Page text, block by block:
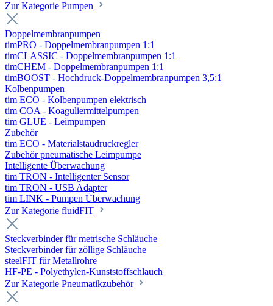
Zur Kategorie Pumpen
Doppelmembranpumpen
timPRO - Doppelmembranpumpen 1:1
timCLASSIC - Doppelmembranpumpen 1:1
timCHEM - Doppelmembranpumpen 1:1
timBOOST - Hochdruck-Doppelmembranpumpen 3,5:1
Kolbenpumpen
tim ECO - Kolbenpumpen elektrisch
tim COA - Koaguliermittelpumpen
tim GLUE - Leimpumpen
Zubehör
tim ECO - Materialstaudruckregler
Zubehör pneumatische Leimpumpe
Intelligente Überwachung
tim TRON - Intelligenter Sensor
tim TRON - USB Adapter
tim LINK - Pumpen Überwachung
Zur Kategorie fluidFIT
Steckverbinder für metrische Schläuche
Steckverbinder für zöllige Schläuche
steelFIT für Metallrohre
HF-PE - Polyethylen-Kunststoffschlauch
Zur Kategorie Pneumatikzubehör